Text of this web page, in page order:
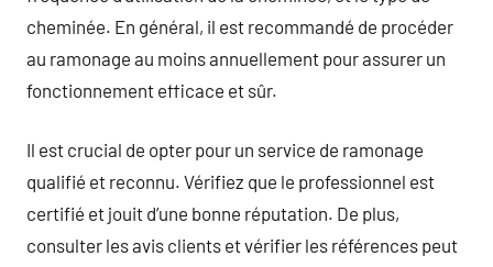
cheminée. En général, il est recommandé de procéder
au ramonage au moins annuellement pour assurer un
fonctionnement efficace et sûr.
Il est crucial de opter pour un service de ramonage
qualifié et reconnu. Vérifiez que le professionnel est
certifié et jouit d’une bonne réputation. De plus,
consulter les avis clients et vérifier les références peut